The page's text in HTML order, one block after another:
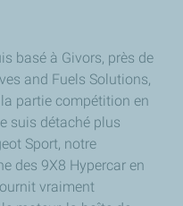
basé à Givors, près de
and Fuels Solutions,
partie compétition en
suis détaché plus
Sport, notre
des 9X8 Hypercar en
vraiment